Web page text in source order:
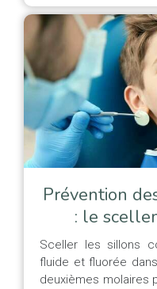
Prévention
: le
Sceller les sillons
fluide et fluorée
deuxièmes molaires